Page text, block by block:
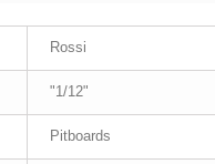
Rossi
"1/12"
Pitboards